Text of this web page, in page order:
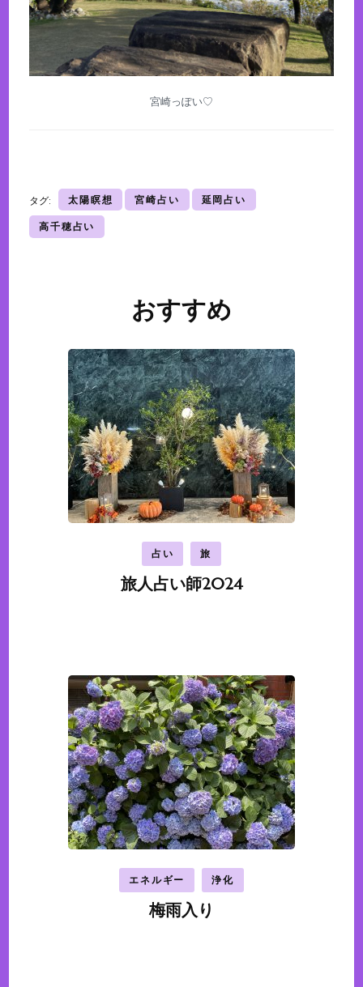
宮崎っぽい♡
タグ: 太陽瞑想 宮崎占い 延岡占い
高千穂占い
おすすめ
占い 旅
旅人占い師2024
エネルギー 浄化
梅雨入り